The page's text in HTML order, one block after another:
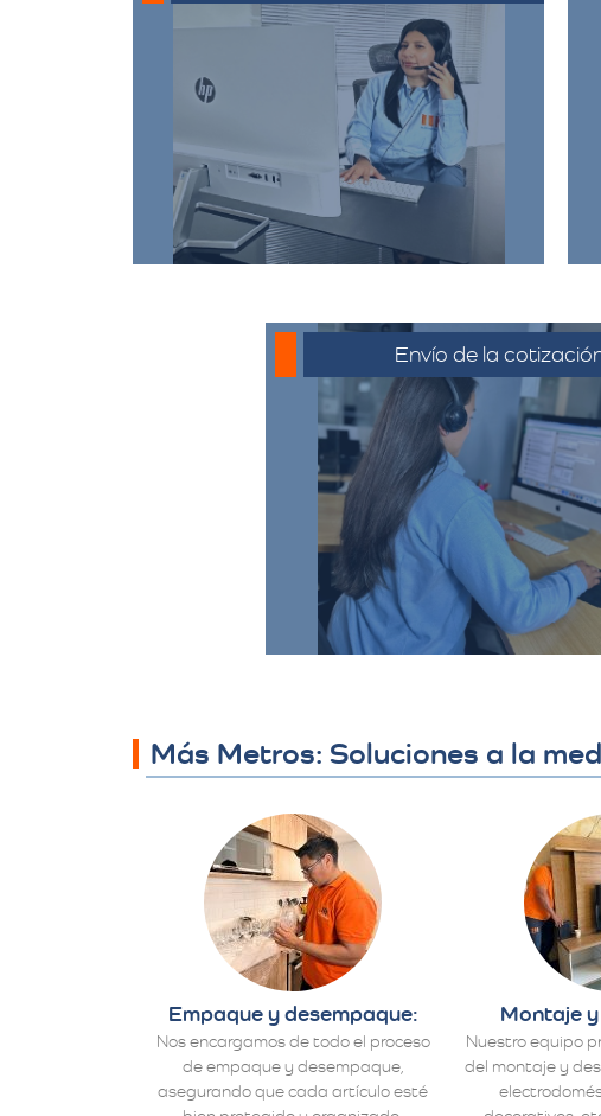
Para iniciar el proceso de solicitud
de cotización, puede
comunicarse a través de
whatsapp haciendo click en
cotizar.​
Envío de la
La cotización se envía al
generalmente por correo
o el medio que se haya
para su revisión. El cliente
revisar la propuesta,
preguntas y solicitar ajustes
necesario.​
Más Metros: Soluciones a la
Empaque y desempaque:
Nos encargamos de todo el proceso
de empaque y desempaque,
asegurando que cada artículo esté
Montaje
Nuestro equipo
del montaje y